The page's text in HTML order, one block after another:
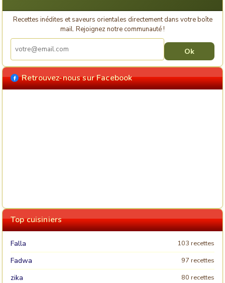
Recettes inédites et saveurs orientales directement dans votre boîte
mail. Rejoignez notre communauté !
Retrouvez-nous sur Facebook
Top cuisiniers
Falla 103 recettes
Fadwa 97 recettes
zika 80 recettes